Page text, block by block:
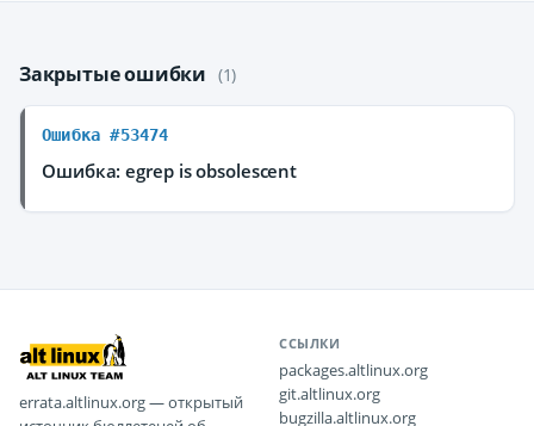
Закрытые ошибки (1)
Ошибка #53474
Ошибка: egrep is obsolescent
errata.altlinux.org — открытый
ССЫЛКИ
packages.altlinux.org
git.altlinux.org
bugzilla.altlinux.org